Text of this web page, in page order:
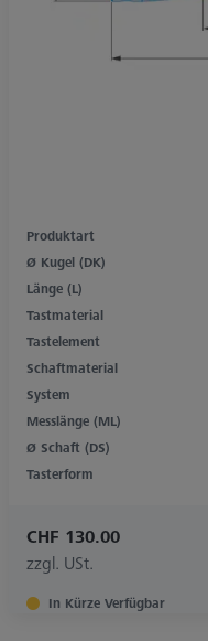
Produktart
Ø Kugel (DK)
Länge (L)
Tastmaterial
Tastelement
Schaftmaterial
System
Messlänge (ML)
Ø Schaft (DS)
Tasterform
CHF 130.00
zzgl. USt.
In Kürze Verfügbar